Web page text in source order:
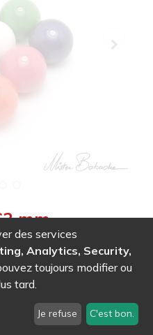
mm
:0,120kg| Diameter :
possibilité de changer
Surface soft, brillante
des services
Analytics, Security,
toujours modifier ou
tard.
Je refuse C'est bon.